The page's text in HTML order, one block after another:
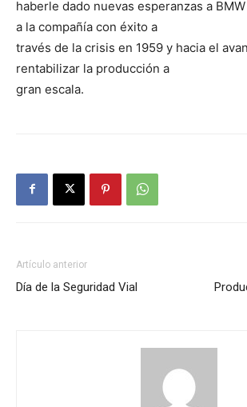
haberle dado nuevas esperanzas a
a la compañía con éxito a
través de la crisis en 1959 y hacia el
rentabilizar la producción a
gran escala.
Artículo anterior
Día de la Seguridad Vial